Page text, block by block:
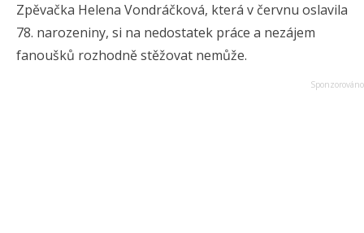
Zpěvačka Helena Vondráčková, která v červnu oslavila
78. narozeniny, si na nedostatek práce a nezájem
fanoušků rozhodně stěžovat nemůže.